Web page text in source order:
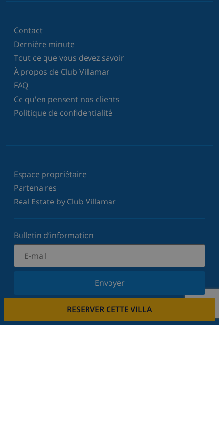
RESERVER CETTE VILLA
Contact
Dernière minute
Tout ce que vous devez savoir
À propos de Club Villamar
FAQ
Ce qu'en pensent nos clients
Politique de confidentialité
Espace propriétaire
Partenaires
Real Estate by Club Villamar
Bulletin d’information
Envoyer
Inscrivez-vous à notre newsletter et restez informé
votre vie privée.